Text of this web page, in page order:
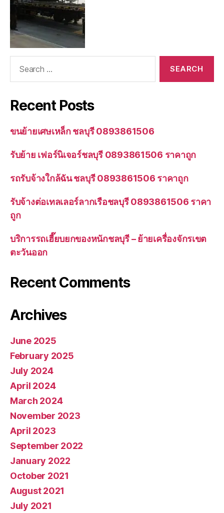
Recent Posts
ขนย้ายเศษเหล็ก ชลบุรี 0893861506
รับย้าย เฟอร์นิเจอร์ชลบุรี 0893861506 ราคาถูก
รถรับจ้างใกล้ฉัน ชลบุรี 0893861506 ราคาถูก
รับจ้างต่อเทลเลอร์ลากเรือชลบุรี 0893861506 ราคา
ถูก
บริการรถเฮี๊ยบยกของหนักชลบุรี – ย้ายเครื่องจักรเขต
ตะวันออก
Recent Comments
Archives
June 2025
February 2025
July 2024
April 2024
March 2024
November 2023
April 2023
September 2022
January 2022
October 2021
August 2021
July 2021